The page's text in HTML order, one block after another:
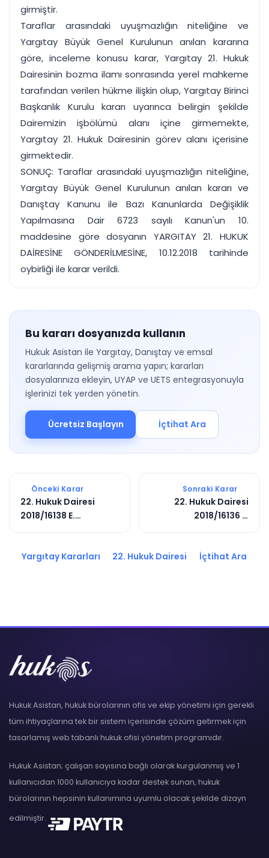
girmiştir.
Taraflar arasındaki uyuşmazlığın niteliğine ve
Yargıtay Büyük Genel Kurulunun anılan kararına
göre, inceleme konusu karar, Yargıtay 21. Hukuk
Dairesinin bozma ilamı sonrasında yerel mahkeme
tarafından verilen hükme ilişkin olup, Yargıtay Birinci
Başkanlık Kurulu kararı uyarınca belirgin şekilde
Dairemizin işbölümü alanı içine girmemekte,
Yargıtay 21. Hukuk Dairesinin görev alanı içerisine
girmektedir.
SONUÇ: Taraflar arasındaki uyuşmazlığın niteliğine,
Yargıtay Büyük Genel Kurulunun anılan kararı ve
Danıştay Kanunu ile Bazı Kanunlarda Değişiklik
Yapılmasına Dair 6723 sayılı Kanun'un 10.
maddesine göre dosyanın YARGITAY 21. HUKUK
DAİRESİNE GÖNDERİLMESİNE, 10.12.2018 tarihinde
oybirliği ile karar verildi.
Bu kararı dosyanızda kullanın
Hukuk Asistan ile Yargıtay, Danıştay ve emsal
kararlarında gelişmiş arama yapın; kararları
dosyalarınıza ekleyin, UYAP ve UETS entegrasyonuyla
işlerinizi tek yerden yönetin.
Ücretsiz Başlayın İçtihat Ara
Önceki Karar
22. Hukuk Dairesi
2018/16138 E.
Sonraki Karar
22. Hukuk Dairesi
2018/16136 E.
Yargıtay Kararları 22. Hukuk Dairesi İçtihat Ara
Hukuk Asistan, hukuk bürolarının ofis ve ekip yönetimi için gerekli
tüm ihtiyaçlarına tek bir sistem içerisinde çözüm getirmek için
tasarlamış web tabanlı hukuk ofisi yönetim programıdır.
Hukuk Asistan; çalışan sayısına bağlı olarak kurgulanmış ve 1
kullanıcıdan 1000 kullanıcıya kadar destek sunan, hukuk
bürolarının hepsinin kullanımına uyumlu olacak şekilde dizayn
edilmiştir.